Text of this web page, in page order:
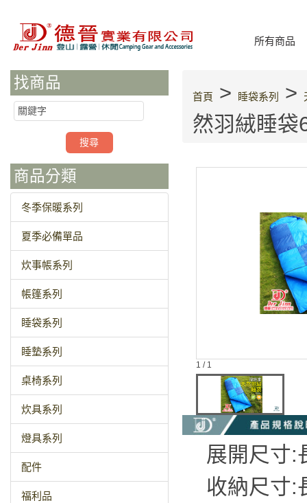
所有商品
找商品
商品分類
冬季保暖系列
夏季必備單品
炊事帳系列
帳篷系列
睡袋系列
睡墊系列
桌椅系列
炊具系列
燈具系列
配件
福利品
首頁 > 睡袋系列 >
然羽絨睡袋
1 / 1
展開尺寸
收納尺寸: